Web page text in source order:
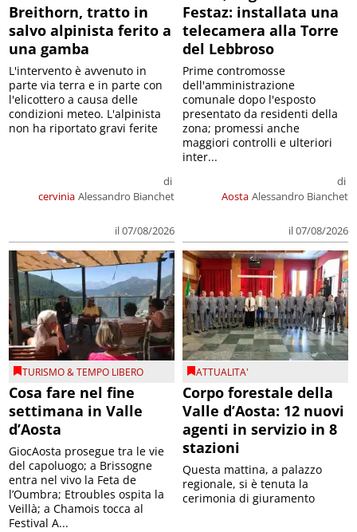
Breithorn, tratto in
salvo alpinista ferito a
una gamba
cervinia
di
Alessandro Bianchet
il 07/08/2026
L'intervento è avvenuto in
parte via terra e in parte con
l'elicottero a causa delle
condizioni meteo. L'alpinista
non ha riportato gravi ferite
Festaz: installata una
telecamera alla Torre
del Lebbroso
Aosta
di
Alessandro Bianchet
il 07/08/2026
Prime contromosse
dell'amministrazione
comunale dopo l'esposto
presentato da residenti della
zona; promessi anche
maggiori controlli e ulteriori
inter...
TURISMO & TEMPO LIBERO
Cosa fare nel fine
settimana in Valle
d’Aosta
GiocAosta prosegue tra le vie
del capoluogo; a Brissogne
entra nel vivo la Feta de
l’Oumbra; Etroubles ospita la
Veillà; a Chamois tocca al
Festival A...
ATTUALITA'
Corpo forestale della
Valle d’Aosta: 12 nuovi
agenti in servizio in 8
stazioni
Questa mattina, a palazzo
regionale, si è tenuta la
cerimonia di giuramento